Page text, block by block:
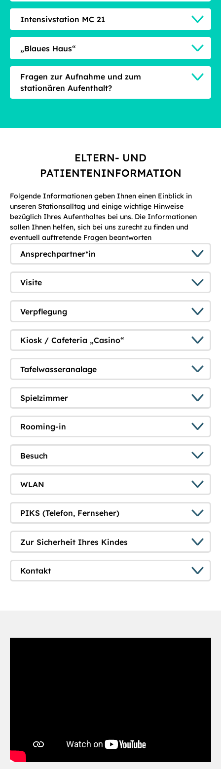
Intensivstation MC 21
„Blaues Haus“
Fragen zur Aufnahme und zum
stationären Aufenthalt?
ELTERN- UND
PATIENTENINFORMATION
Folgende Informationen geben Ihnen einen Einblick in
unseren Stationsalltag und einige wichtige Hinweise
bezüglich Ihres Aufenthaltes bei uns. Die Informationen
sollen Ihnen helfen, sich bei uns zurecht zu finden und
eventuell auftretende Fragen beantworten
Ansprechpartner*in
Visite
Verpflegung
Kiosk / Cafeteria „Casino“
Tafelwasseranalage
Spielzimmer
Rooming-in
Besuch
WLAN
PIKS (Telefon, Fernseher)
Zur Sicherheit Ihres Kindes
Kontakt